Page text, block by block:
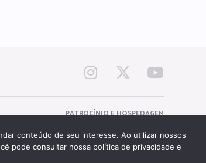
PATROCÍNIO E HOSPEDAGEM
conteúdo de seu interesse. Ao utilizar nossos
pode consultar nossa política de privacidade e